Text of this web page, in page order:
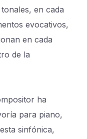
en cada
evocativos,
en cada
de la
ha
para piano,
sinfónica,